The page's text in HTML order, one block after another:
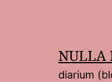
NULLA
diarium